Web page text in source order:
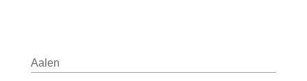
Aalen